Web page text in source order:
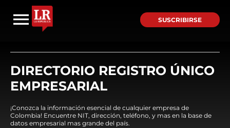
SUSCRIBIRSE
DIRECTORIO REGISTRO ÚNICO
EMPRESARIAL
¡Conozca la información esencial de cualquier empresa de
Colombia! Encuentre NIT, dirección, teléfono, y mas en la base de
datos empresarial mas grande del país.